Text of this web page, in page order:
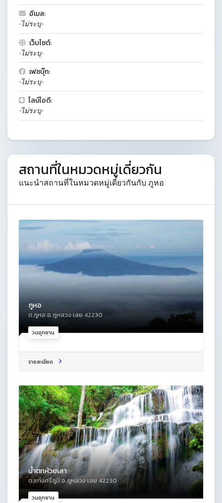
อีเมล:
-ไม่ระบุ-
เว็บไซต์:
-ไม่ระบุ-
เฟซบุ๊ก:
-ไม่ระบุ-
ไลน์ไอดี:
-ไม่ระบุ-
สถานที่ในหมวดหมู่เดี่ยวกัน
แนะนำสถานที่ในหมวดหมู่เดี่ยวกันกับ ภูหอ
วนอุทยาน
ภูหอ
ต.ภูหอ อ.ภูหลวง เลย 42230
รายละเอียด
วนอุทยาน
น้ำตกห้วยเลา
ต.แก่งศรีภูมิ อ.ภูหลวง เลย 42230